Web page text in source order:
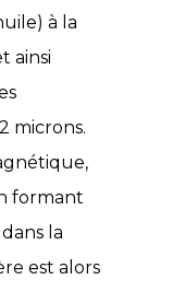
à la
ainsi
microns.
formant
la
est alors